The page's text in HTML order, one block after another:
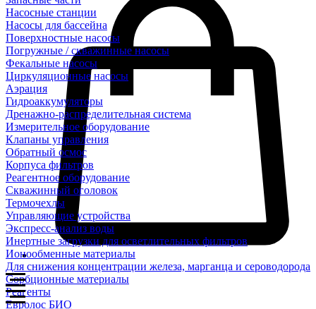
Насосные станции
Насосы для бассейна
Поверхностные насосы
Погружные / скважинные насосы
Фекальные насосы
Циркуляционные насосы
Аэрация
Гидроаккумуляторы
Дренажно-распределительная система
Измерительное оборудование
Клапаны управления
Обратный осмос
Корпуса фильтров
Реагентное оборудование
Скважинный оголовок
Термочехлы
Управляющие устройства
Экспресс-анализ воды
Инертные загрузки для осветлительных фильтров
Ионообменные материалы
Для снижения концентрации железа, марганца и сероводорода
Сорбционные материалы
Реагенты
Евролос БИО